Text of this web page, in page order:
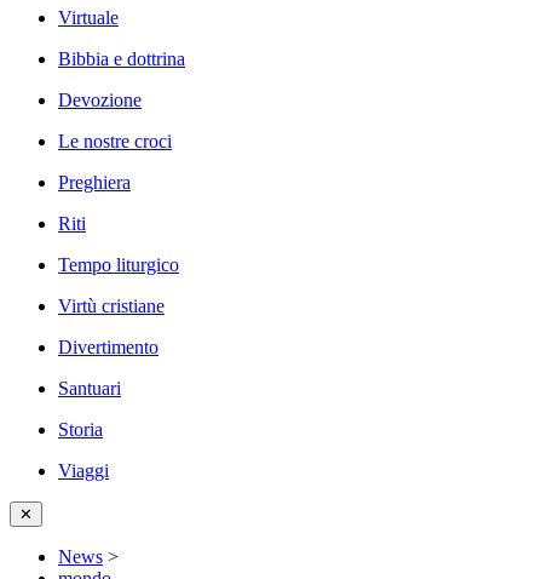
Virtuale
Bibbia e dottrina
Devozione
Le nostre croci
Preghiera
Riti
Tempo liturgico
Virtù cristiane
Divertimento
Santuari
Storia
Viaggi
✕
News >